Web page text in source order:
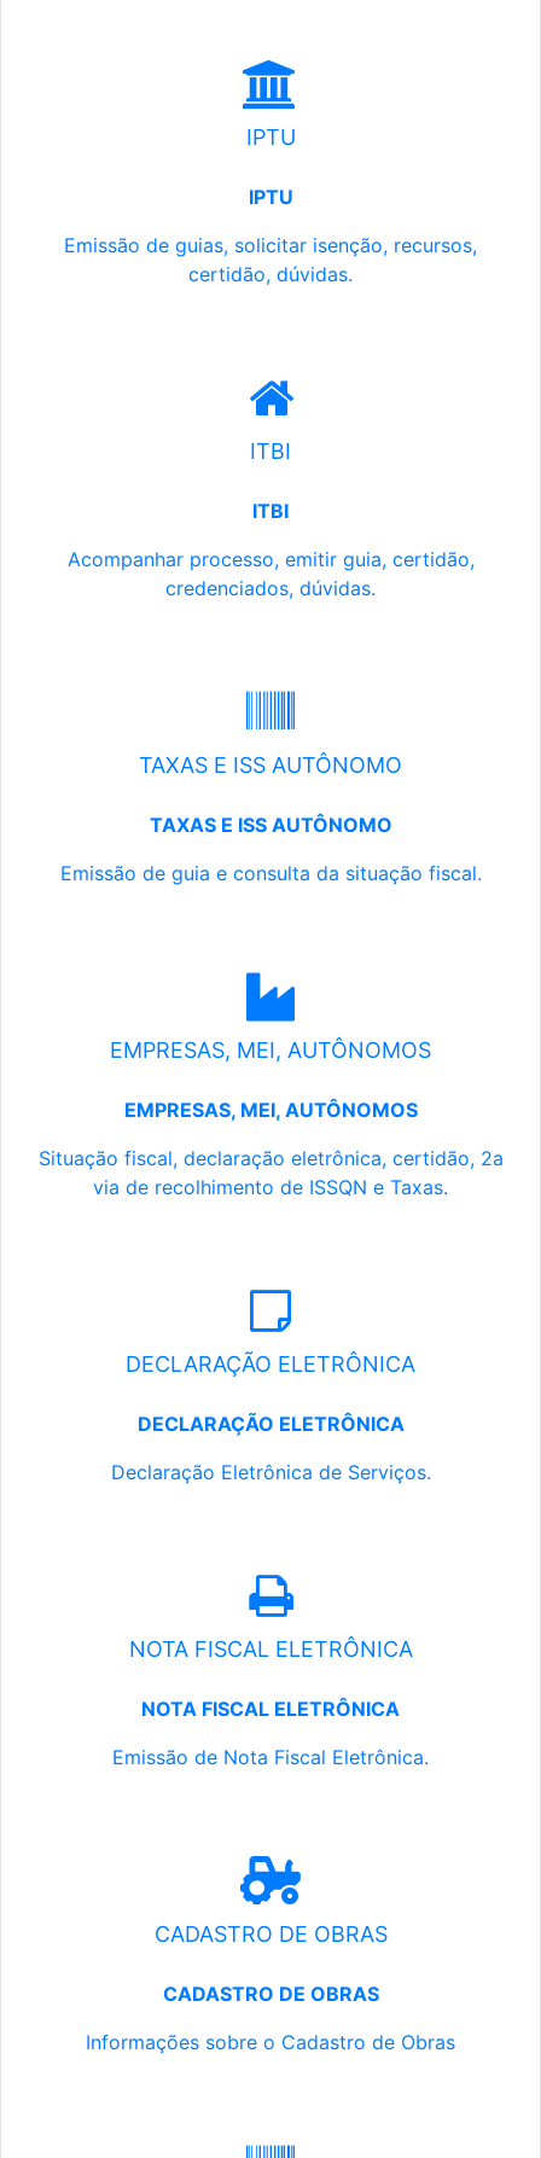
IPTU
IPTU
Emissão de guias, solicitar isenção, recursos,
certidão, dúvidas.
ITBI
ITBI
Acompanhar processo, emitir guia, certidão,
credenciados, dúvidas.
TAXAS E ISS AUTÔNOMO
TAXAS E ISS AUTÔNOMO
Emissão de guia e consulta da situação fiscal.
EMPRESAS, MEI, AUTÔNOMOS
EMPRESAS, MEI, AUTÔNOMOS
Situação fiscal, declaração eletrônica, certidão, 2a
via de recolhimento de ISSQN e Taxas.
DECLARAÇÃO ELETRÔNICA
DECLARAÇÃO ELETRÔNICA
Declaração Eletrônica de Serviços.
NOTA FISCAL ELETRÔNICA
NOTA FISCAL ELETRÔNICA
Emissão de Nota Fiscal Eletrônica.
CADASTRO DE OBRAS
CADASTRO DE OBRAS
Informações sobre o Cadastro de Obras